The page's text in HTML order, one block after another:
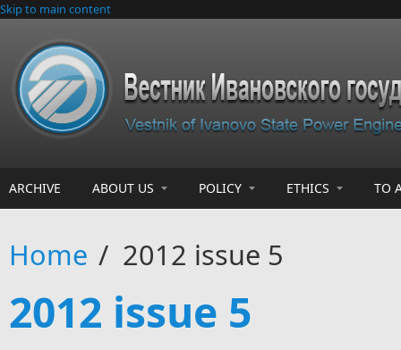
Skip to main content
ARCHIVE ABOUT US POLICY ETHICS TO
Home / 2012 issue 5
2012 issue 5